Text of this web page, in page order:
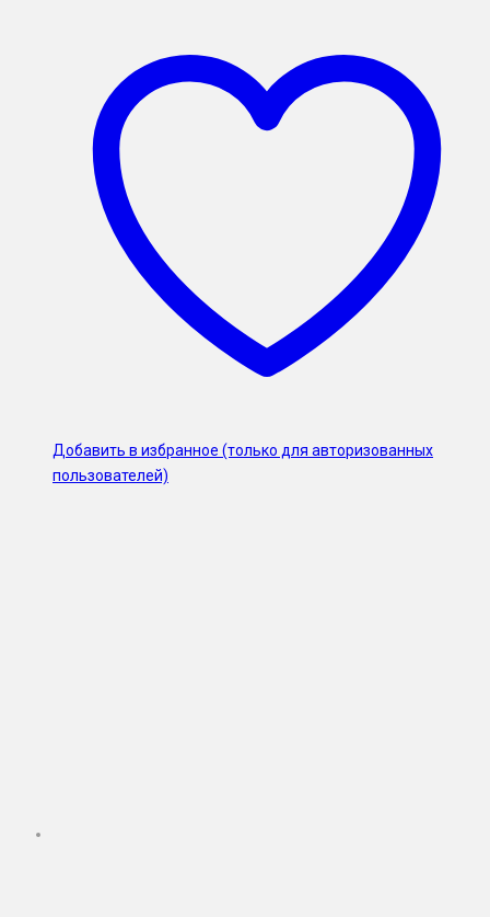
Добавить в избранное (только для авторизованных
пользователей)